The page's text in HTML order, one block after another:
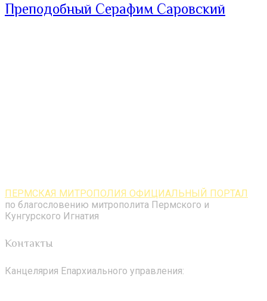
Преподобный Серафим Саровский
ПЕРМСКАЯ МИТРОПОЛИЯ ОФИЦИАЛЬНЫЙ ПОРТАЛ
по благословению митрополита Пермского и
Кунгурского Игнатия
Контакты
Канцелярия Епархиального управления: